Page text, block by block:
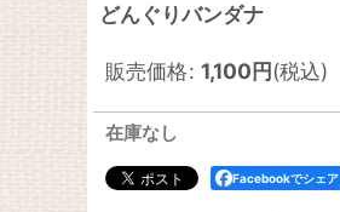
どんぐりバンダナ
販売価格: 1,100円(税込)
在庫なし
Facebookでシェア